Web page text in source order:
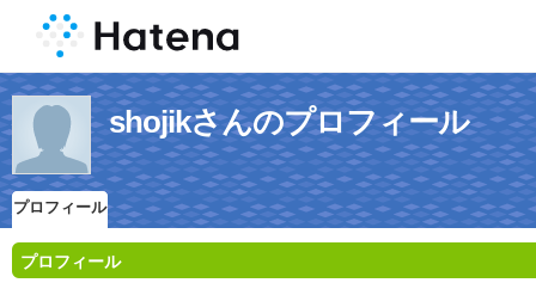
shojikさんのプロフィール
プロフィール
プロフィール